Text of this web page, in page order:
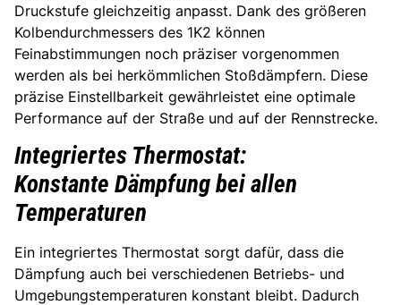
Druckstufe gleichzeitig anpasst. Dank des größeren
Kolbendurchmessers des 1K2 können
Feinabstimmungen noch präziser vorgenommen
werden als bei herkömmlichen Stoßdämpfern. Diese
präzise Einstellbarkeit gewährleistet eine optimale
Performance auf der Straße und auf der Rennstrecke.
Integriertes Thermostat:
Konstante Dämpfung bei allen
Temperaturen
Ein integriertes Thermostat sorgt dafür, dass die
Dämpfung auch bei verschiedenen Betriebs- und
Umgebungstemperaturen konstant bleibt. Dadurch